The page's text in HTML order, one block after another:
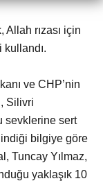
Allah rızası için
kullandı.
ve CHP’nin
Silivri
sevklerine sert
bilgiye göre
Tuncay Yılmaz,
yaklaşık 10